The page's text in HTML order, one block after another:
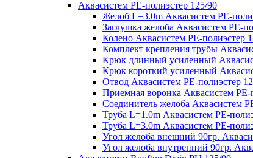
Аквасистем PE-полиэстер 125/90
Желоб L=3.0m Аквасистем PE-
Заглушка желоба Аквасистем PE-
Колено Аквасистем PE-полиэстер
Комплект крепления трубы
Крюк длинный усиленный
Крюк короткий усиленный
Отвод Аквасистем РЕ-полиэстер
Приемная воронка Аквасистем PE-
Соединитель желоба Аквасистем
Труба L=1.0m Аквасистем PE-
Труба L=3.0m Аквасистем PE-
Угол желоба внешний 90гр.
Угол желоба внутренний 90гр.